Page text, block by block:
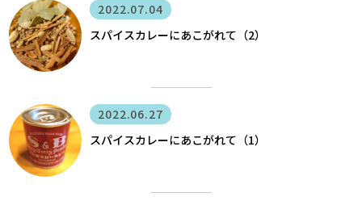
2022.07.04
スパイスカレーにあこがれて（2）
2022.06.27
スパイスカレーにあこがれて（1）